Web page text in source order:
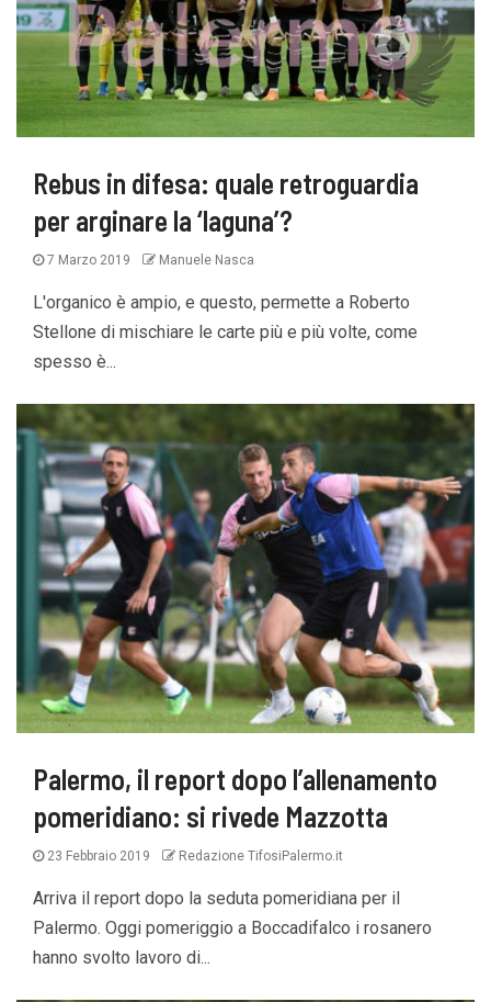
Rebus in difesa: quale retroguardia
per arginare la ‘laguna’?
7 Marzo 2019 Manuele Nasca
L'organico è ampio, e questo, permette a Roberto
Stellone di mischiare le carte più e più volte, come
spesso è...
Palermo, il report dopo l’allenamento
pomeridiano: si rivede Mazzotta
23 Febbraio 2019 Redazione TifosiPalermo.it
Arriva il report dopo la seduta pomeridiana per il
Palermo. Oggi pomeriggio a Boccadifalco i rosanero
hanno svolto lavoro di...